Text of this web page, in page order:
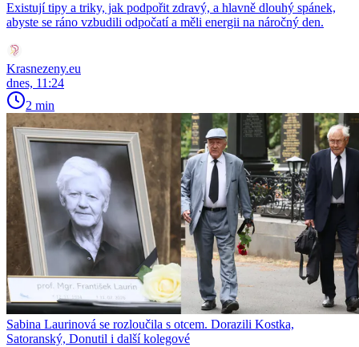
Existují tipy a triky, jak podpořit zdravý, a hlavně dlouhý spánek,
abyste se ráno vzbudili odpočatí a měli energii na náročný den.
Krasnezeny.eu
dnes, 11:24
2 min
Sabina Laurinová se rozloučila s otcem. Dorazili Kostka,
Satoranský, Donutil i další kolegové